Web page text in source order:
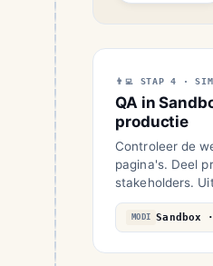
STAP 4 ·
QA in
productie
Controleer de
pagina's. Deel
stakeholders.
MODI Sandbox